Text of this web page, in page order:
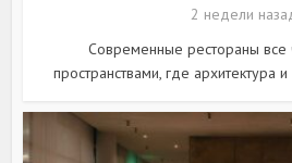
2 недели
Современные рестораны все
пространствами, где архитектура